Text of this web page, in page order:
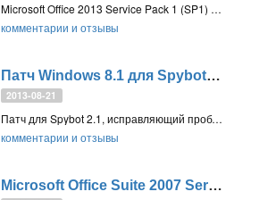
Microsoft Office 2013 Service Pack 1 (SP1) - пакет обновлений (KB2817430), который улучшает безопасность, производительность и стабильность работы офисных программ от Microsoft. SP1 также включает все обновления, выпущенные ранее для Office 2013
комментарии и отзывы
Патч Windows 8.1 для Spybot 2.1
2013-08-21
Патч для Spybot 2.1, исправляющий проблему интеграции решения в Центр поддержки ОС Windows 8.1 Preview, которая может вызывать ошибку вЂќUnable to execute file: SDWSCSvc.exeвЂќ
комментарии и отзывы
Microsoft Office Suite 2007 Service Pack 3 (SP3)